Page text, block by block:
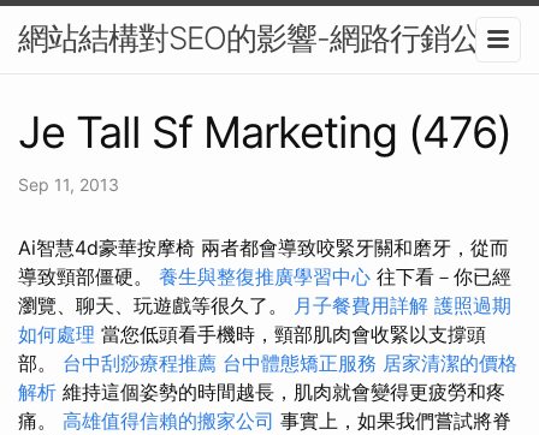
網站結構對SEO的影響-網路行銷公司
Je Tall Sf Marketing (476)
Sep 11, 2013
Ai智慧4d豪華按摩椅 兩者都會導致咬緊牙關和磨牙，從而
導致頸部僵硬。 養生與整復推廣學習中心 往下看－你已經
瀏覽、聊天、玩遊戲等很久了。
月子餐費用詳解 護照過期
如何處理 當您低頭看手機時，頸部肌肉會收緊以支撐頭
部。 台中刮痧療程推薦 台中體態矯正服務 居家清潔的價格
解析 維持這個姿勢的時間越長，肌肉就會變得更疲勞和疼
痛。 高雄值得信賴的搬家公司 事實上，如果我們嘗試將脊